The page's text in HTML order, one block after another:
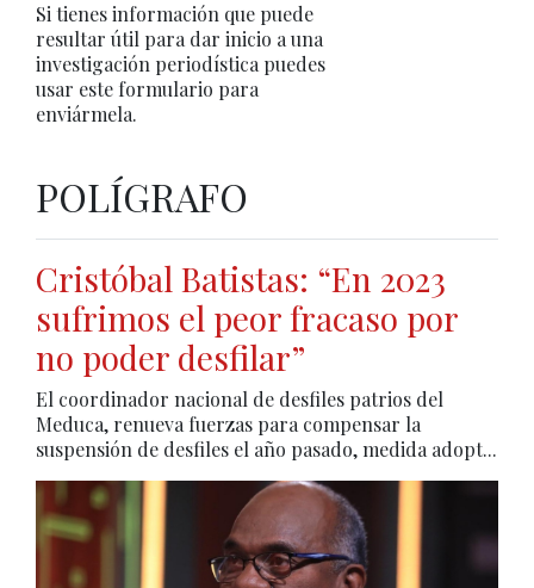
Si tienes información que puede
resultar útil para dar inicio a una
investigación periodística puedes
usar este formulario para
enviármela.
POLÍGRAFO
Cristóbal Batistas: “En 2023
sufrimos el peor fracaso por
no poder desfilar”
El coordinador nacional de desfiles patrios del
Meduca, renueva fuerzas para compensar la
suspensión de desfiles el año pasado, medida adopt...